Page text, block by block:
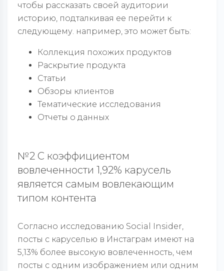
чтобы рассказать своей аудитории
историю, подталкивая ее перейти к
следующему. например, это может быть:
Коллекция похожих продуктов
Раскрытие продукта
Статьи
Обзоры клиентов
Тематические исследования
Отчеты о данных
№2 С коэффициентом
вовлеченности 1,92% карусель
является самым вовлекающим
типом контента
Согласно исследованию Social Insider,
посты с каруселью в Инстаграм имеют на
5,13% более высокую вовлеченность, чем
посты с одним изображением или одним